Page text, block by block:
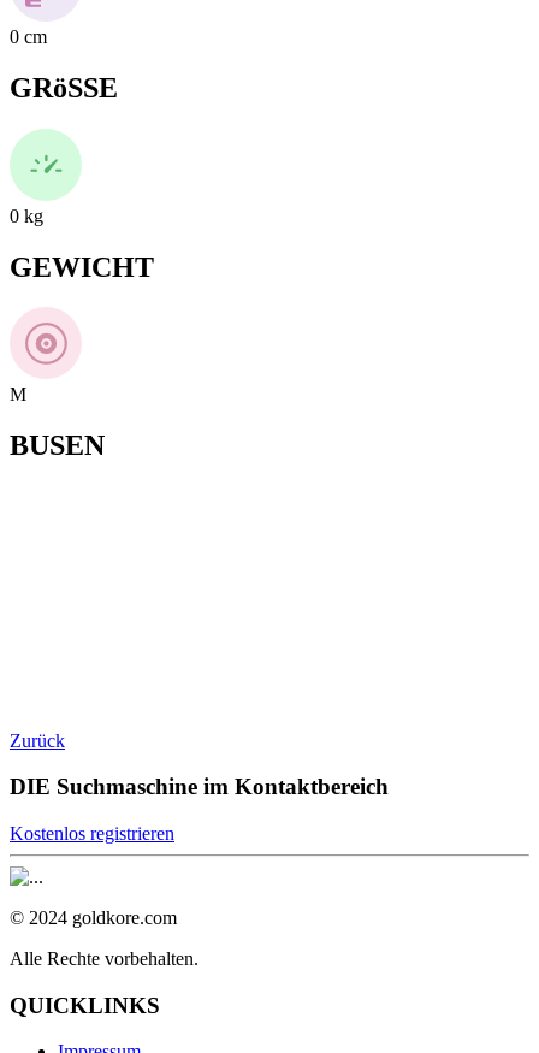
0 cm
GRöSSE
0 kg
GEWICHT
M
BUSEN
Zurück
DIE Suchmaschine im Kontaktbereich
Kostenlos registrieren
© 2024 goldkore.com
Alle Rechte vorbehalten.
QUICKLINKS